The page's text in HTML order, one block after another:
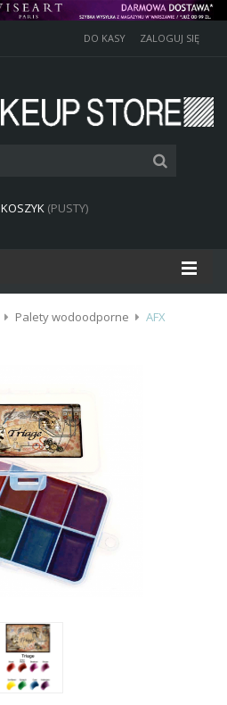
DO KASY ZALOGUJ SIĘ
KOSZYK (PUSTY)
Palety wodoodporne
AFX